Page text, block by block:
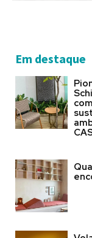
Em destaque